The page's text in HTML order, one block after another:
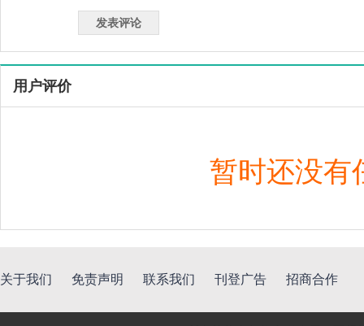
用户评价
暂时还没有
关于我们 免责声明 联系我们 刊登广告 招商合作